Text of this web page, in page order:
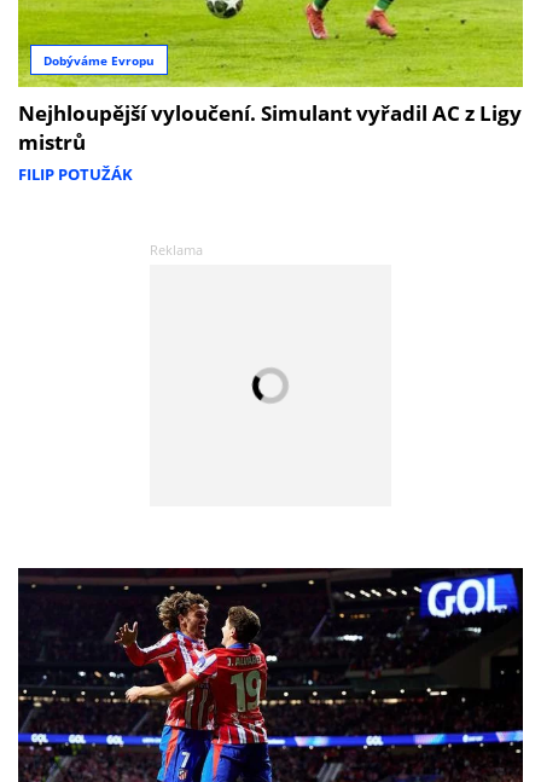
Dobýváme Evropu
Nejhloupější vyloučení. Simulant vyřadil AC z Ligy
mistrů
FILIP POTUŽÁK